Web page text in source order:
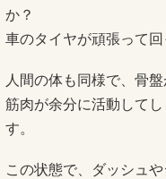
か？
車のタイヤが頑張って回
人間の体も同様で、骨
筋肉が余分に活動して
す。
この状態で、ダッシュ